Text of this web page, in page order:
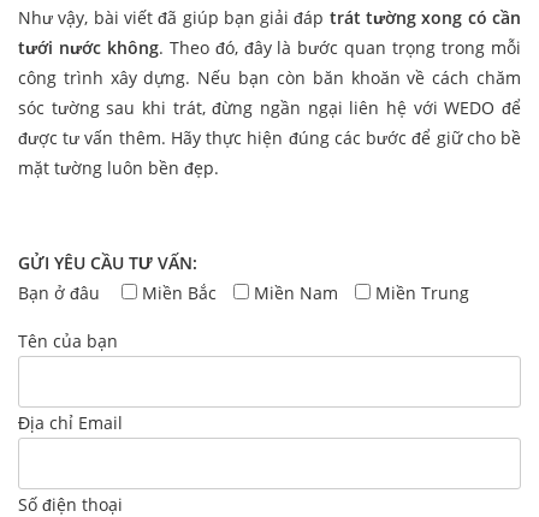
Như vậy, bài viết đã giúp bạn giải đáp trát tường xong có cần
tưới nước không. Theo đó, đây là bước quan trọng trong mỗi
công trình xây dựng. Nếu bạn còn băn khoăn về cách chăm
sóc tường sau khi trát, đừng ngần ngại liên hệ với WEDO để
được tư vấn thêm. Hãy thực hiện đúng các bước để giữ cho bề
mặt tường luôn bền đẹp.
GỬI YÊU CẦU TƯ VẤN:
Bạn ở đâu
Miền Bắc Miền Nam Miền Trung
Tên của bạn
Địa chỉ Email
Số điện thoại